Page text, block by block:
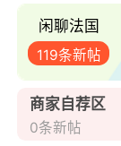
闲聊法国
119条新帖
商家自荐区
0条新帖